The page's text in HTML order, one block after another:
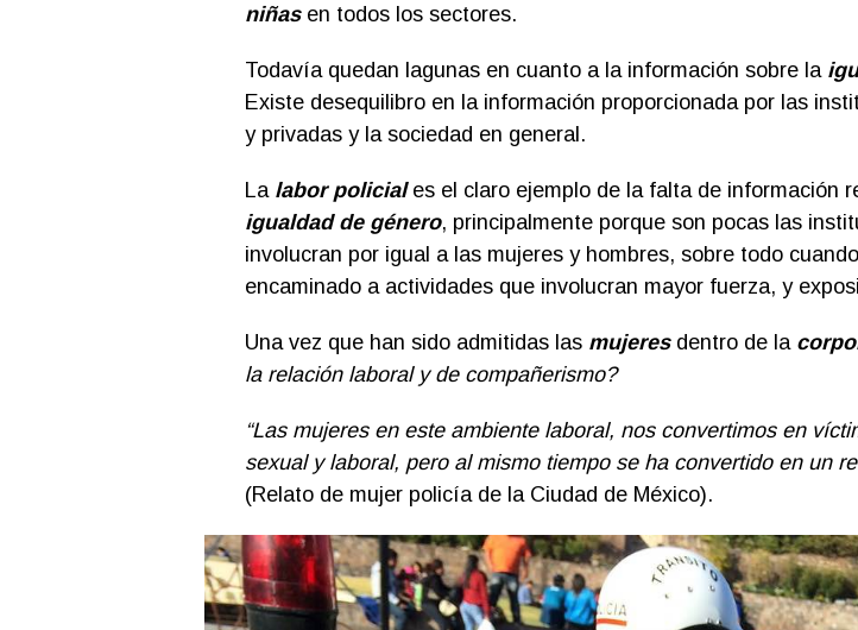
niñasen todos los sectores.
Todavía quedan lagunas en cuanto a la información sobre la
Existe desequilibro en la información proporcionada por las
y privadas y la sociedad en general.
La labor policiales el claro ejemplo de la falta de información
igualdad de género, principalmente porque son pocas las
involucran por igual a las mujeres y hombres, sobre todo
encaminado a actividades que involucran mayor fuerza, y
Una vez que han sido admitidas las mujeresdentro de la
la relación laboral y de compañerismo?
“Las mujeres en este ambiente laboral, nos convertimos en
sexual y laboral, pero al mismo tiempo se ha convertido en un
(Relato de mujer policía de la Ciudad de México).